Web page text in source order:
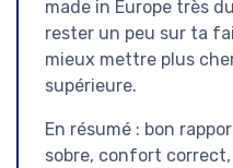
made in Europe très
rester un peu sur ta
mieux mettre plus
supérieure.
En résumé : bon
sobre, confort correct,